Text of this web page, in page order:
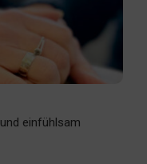
einfühlsam